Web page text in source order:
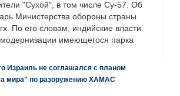
"Сухой", в том числе Су-57. Об
Министерства обороны страны
По его словам, индийские власти
модернизации имеющегося парка
Израиль не соглашался с планом
мира" по разоружению ХАМАС